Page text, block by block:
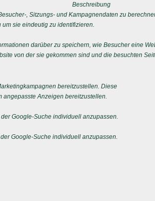
Beschreibung
, Sitzungs- und Kampagnendaten zu
sie eindeutig zu identifizieren.
darüber zu speichern, wie Besucher eine
von der sie gekommen sind und die besuchten
bereitzustellen. Diese
angepasste Anzeigen bereitzustellen.
Google-Suche individuell anzupassen.
Google-Suche individuell anzupassen.